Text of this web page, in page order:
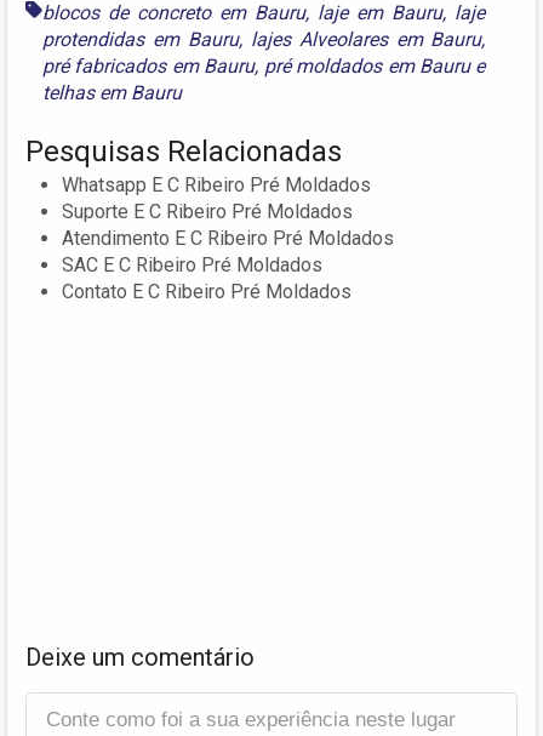
blocos de concreto em Bauru, laje em Bauru, laje
protendidas em Bauru, lajes Alveolares em Bauru,
pré fabricados em Bauru, pré moldados em Baurue
telhas em Bauru
Pesquisas Relacionadas
Whatsapp E C Ribeiro Pré Moldados
Suporte E C Ribeiro Pré Moldados
Atendimento E C Ribeiro Pré Moldados
SAC E C Ribeiro Pré Moldados
Contato E C Ribeiro Pré Moldados
Deixe um comentário